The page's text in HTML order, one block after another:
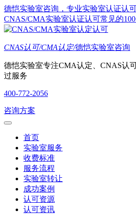
德恺实验室咨询，专业实验室认证认
CNAS/CMA实验室认证认可常见的
CNAS认可/CMA认定/德恺实验室咨询
德恺实验室专注CMA认定、CNAS认
过服务
400-772-2056
咨询方案
首页
实验室服务
收费标准
服务流程
实验室转让
成功案例
认可资源
认可资讯